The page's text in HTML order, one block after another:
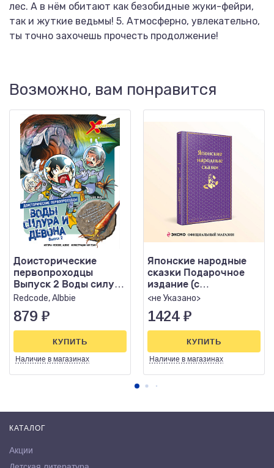
лес. А в нём обитают как безобидные жуки-фейри,
так и жуткие ведьмы! 5. Атмосферно, увлекательно,
ты точно захочешь прочесть продолжение!
Возможно, вам понравится
Доисторические
первопроходцы
Выпуск 2 Воды силура
и девона
Redcode, Albbie
879 ₽
Наличие в магазинах
КУПИТЬ
Японские народные
сказки Подарочное
издание (с
иллюстрациями)
<не Указано>
1424 ₽
Наличие в магазинах
КУПИТЬ
КАТАЛОГ
Акции